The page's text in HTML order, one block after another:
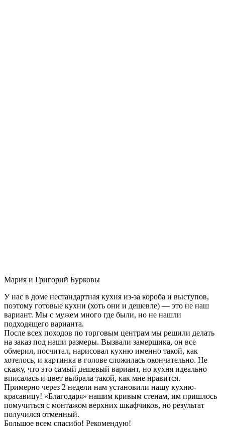
Мария и Григорий Бурковы
У нас в доме нестандартная кухня из-за короба и выступов,
поэтому готовые кухни (хоть они и дешевле) — это не наш
вариант. Мы с мужем много где были, но не нашли
подходящего варианта.
После всех походов по торговым центрам мы решили делать
на заказ под наши размеры. Вызвали замерщика, он все
обмерил, посчитал, нарисовал кухню именно такой, как
хотелось, и картинка в голове сложилась окончательно. Не
скажу, что это самый дешевый вариант, но кухня идеально
вписалась и цвет выбрала такой, как мне нравится.
Примерно через 2 недели нам установили нашу кухню-
красавицу! «Благодаря» нашим кривым стенам, им пришлось
помучиться с монтажом верхних шкафчиков, но результат
получился отменный.
Большое всем спасибо! Рекомендую!